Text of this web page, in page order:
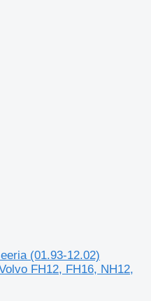
(01.93-12.02)
FH12, FH16, NH12,